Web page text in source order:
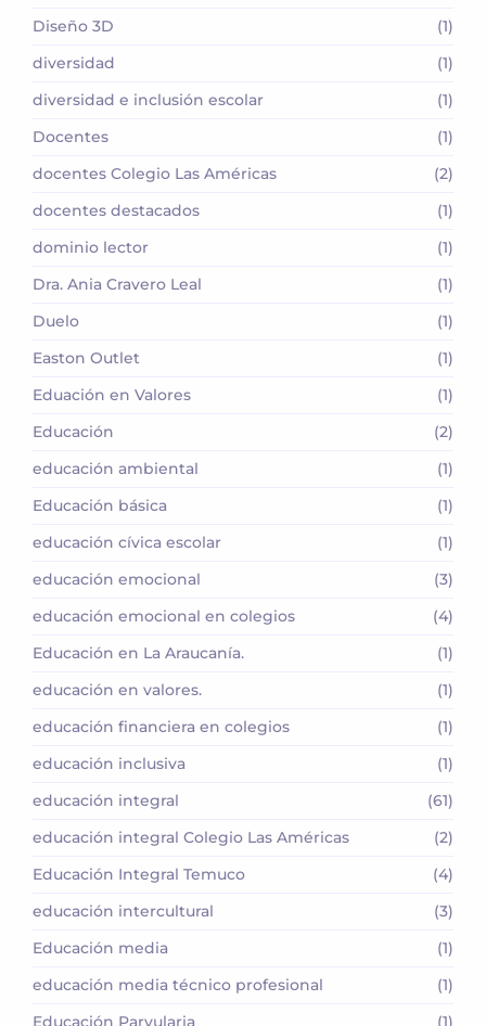
Diseño 3D
(1)
diversidad
(1)
diversidad e inclusión escolar
(1)
Docentes
(1)
docentes Colegio Las Américas
(2)
docentes destacados
(1)
dominio lector
(1)
Dra. Ania Cravero Leal
(1)
Duelo
(1)
Easton Outlet
(1)
Eduación en Valores
(1)
Educación
(2)
educación ambiental
(1)
Educación básica
(1)
educación cívica escolar
(1)
educación emocional
(3)
educación emocional en colegios
(4)
Educación en La Araucanía.
(1)
educación en valores.
(1)
educación financiera en colegios
(1)
educación inclusiva
(1)
educación integral
(61)
educación integral Colegio Las Américas
(2)
Educación Integral Temuco
(4)
educación intercultural
(3)
Educación media
(1)
educación media técnico profesional
(1)
Educación Parvularia
(1)